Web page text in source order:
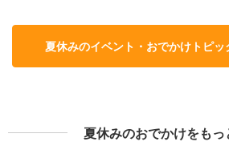
夏休みのイベント・おでかけトピッ
夏休みのおでかけをもっ